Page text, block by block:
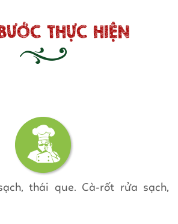
THỰC HIỆN
thái que. Cà-rốt rửa sạch,